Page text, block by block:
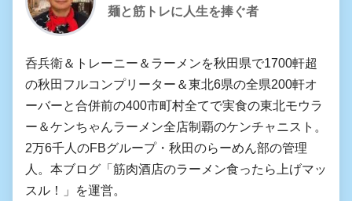
麺と筋トレに人生を捧ぐ者
呑兵衛＆トレーニー＆ラーメンを秋田県で1700軒超
の秋田フルコンプリーター＆東北6県の全県200軒オ
ーバーと合併前の400市町村全てで実食の東北モウラ
ー＆ケンちゃんラーメン全店制覇のケンチャニスト。
2万6千人のFBグループ・秋田のらーめん部の管理
人。本ブログ「筋肉酒店のラーメン食ったら上げマッ
スル！」を運営。